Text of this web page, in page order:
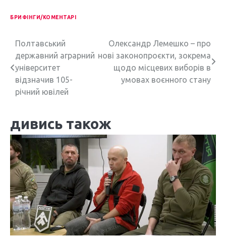
БРИФІНГИ/КОМЕНТАРІ
Н
а
в
г
а
ц
і
я
з
а
Полтавський
державний аграрний
університет
відзначив 105-
річний ювілей
Олександр Лемешко – про
нові законопроєкти, зокрема
щодо місцевих виборів в
умовах воєнного стану
дивись також